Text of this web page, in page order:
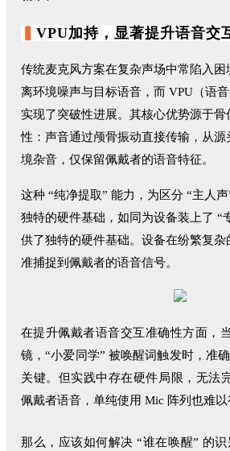
VPU加持， 显著提升语音交
传统麦克风方案在复杂声场中常陷入
离环境噪声与目标语音，而 VPU（语
实现了突破性进展。其核心优势源于
性：声音通过颅骨振动直接传输，从
境杂音，仅保留佩戴者的语音特征。
这种 “纯净提取” 能力，为区分 “主人
独特的硬件基础，如同为设备装上了 “
供了独特的硬件基础。设备在纷繁复
准捕捉到佩戴者的语音信号。
在提升佩戴者语音交互准确性方面，
镜，“小爱同学” 被唤醒词触发时，准
关键。但实践中存在硬件局限，无法
佩戴者语音，单纯使用 Mic 阵列也难以
那么，应该如何解决 “谁在唤醒” 的